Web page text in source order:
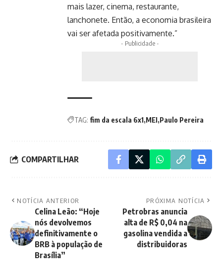
mais lazer, cinema, restaurante,
lanchonete. Então, a economia brasileira
vai ser afetada positivamente.”
- Publicidade -
TAG: fim da escala 6x1 MEI Paulo Pereira
COMPARTILHAR
NOTÍCIA ANTERIOR
Celina Leão: “Hoje
nós devolvemos
definitivamente o
BRB à população de
Brasília”
PRÓXIMA NOTÍCIA
Petrobras anuncia
alta de R$ 0,04 na
gasolina vendida a
distribuidoras